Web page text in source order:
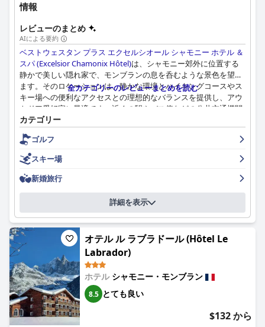
ホテル ル モーガンのスタッフは、そのフレンドリーで親切な性
格で一貫して強調されています。宿泊客は、温かく丁寧なやり取
りに感謝しており、スタッフが快適な滞在を確実にするためにし
ばしば期待以上に対応し、ホテルの歓迎的な雰囲気を高めている
と述べています。
WiFiサービスについては、速度と信頼性が不足していると感じる
宿泊客もおり、特に上層階や一部の客室では賛否両論あります
が、ホテルはより接続性の高いエリアを提供しています。
ホテル ル モーガンのスパについても、賛否両論のフィードバッ
クがあります。宿泊客は、リラックスできる雰囲気とマッサージ
の質に感謝していますが、スパは改装と温度管理の改善から恩恵
を受ける可能性があると指摘する人もいます。同様に、プール、
する批判はあるものの、リラックス効果があるとして評価されて
います。
ホテル ル モーガンでの駐車場は便利で様々なオプションがあり
ますが、宿泊客はしばしば高コストと限られたスペースについて
言及します。全体として、優れたロケーション、清潔さ、快適な
客室、フレンドリーなスタッフ、そして質の高い食事が組み合わ
さって、ホテル ル モーガンはシャモニーを訪れる旅行者に強く
お勧めできる選択肢となっています。
情報
レビューのまとめ
AIによる要約
ベストウェスタン プラス エクセルシオール シャモニー ホテル ＆
スパ (Excelsior Chamonix Hôtel)は、シャモニー郊外に位置する
静かで美しい隠れ家で、モンブランの息を呑むような景色を望め
ます。そのロケーションは、静かな環境とハイキングコースやス
キー場への便利なアクセスとの理想的なバランスを提供し、アウ
トドア愛好家に最適です。近くの駅やバス停などの公共交通機関
を利用すれば、シャモニーの観光スポットを気軽に探索できま
す。客室、プール、レストランのテラスからのパノラマビュー
は、ホテルの紛れもない魅力を高めます。
ホテルの朝食は、新鮮でおいしい製品が豊富で多様なことで高く
評価されています。一部の人が料金をかなり高いと考えているに
もかかわらず、宿泊客は朝食テラスからモンブランの壮大な景色
を眺めながら、ボリュームたっぷりで気前の良い食事を楽しめま
す。夕食は、心地よい雰囲気の中で美味しい料理を提供していま
すが、すべてのゲストの期待に応えるためには、サービスの効
率、メニューの多様性、および価格に見合う価値の向上が必要で
す。
客室は一般的に、広々として快適で清潔であるとされており、多
くの客室からは素晴らしい山の景色を望めます。ただし、部屋の
サイズが小さい、清掃が不完全、家具が古くなっているなどの軽
微な問題も指摘されています。モダンな装飾と豪華なバスルーム
は、これらの時折発生する欠点にもかかわらず、居心地の良い安
らかな滞在に貢献しています。
全カテゴリーのレビューまとめを読む
カテゴリー
ゴルフ
スキー場
新婚旅行
詳細を表示
オテル ル ラブラドール (Hôtel Le
Labrador)
ホテル シャモニー・モンブラン
8.5 とても良い
$132 から